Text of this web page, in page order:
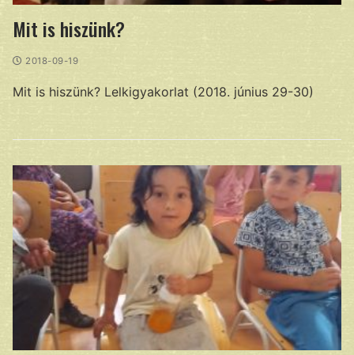
Mit is hiszünk?
2018-09-19
Mit is hiszünk? Lelkigyakorlat (2018. június 29-30)